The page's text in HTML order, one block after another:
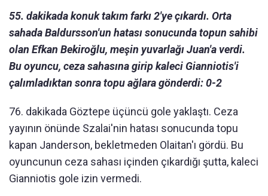
55. dakikada konuk takım farkı 2'ye çıkardı. Orta
sahada Baldursson'un hatası sonucunda topun sahibi
olan Efkan Bekiroğlu, meşin yuvarlağı Juan'a verdi.
Bu oyuncu, ceza sahasına girip kaleci Gianniotis'i
çalımladıktan sonra topu ağlara gönderdi: 0-2
76. dakikada Göztepe üçüncü gole yaklaştı. Ceza
yayının önünde Szalai'nin hatası sonucunda topu
kapan Janderson, bekletmeden Olaitan'ı gördü. Bu
oyuncunun ceza sahası içinden çıkardığı şutta, kaleci
Gianniotis gole izin vermedi.